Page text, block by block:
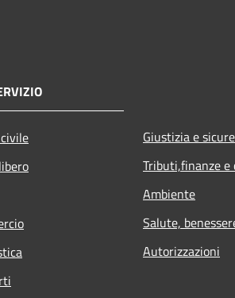
Giustizia e
Tributi,finanze
Ambiente
Salute,
Autorizzazioni